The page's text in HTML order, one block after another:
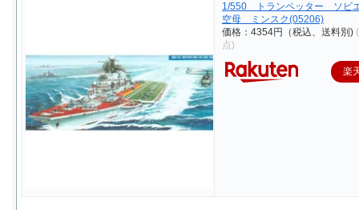
1/550 トランペッター ソビ
空母 ミンスク(05206)
価格：4354円（税込、送料別)
点)
楽